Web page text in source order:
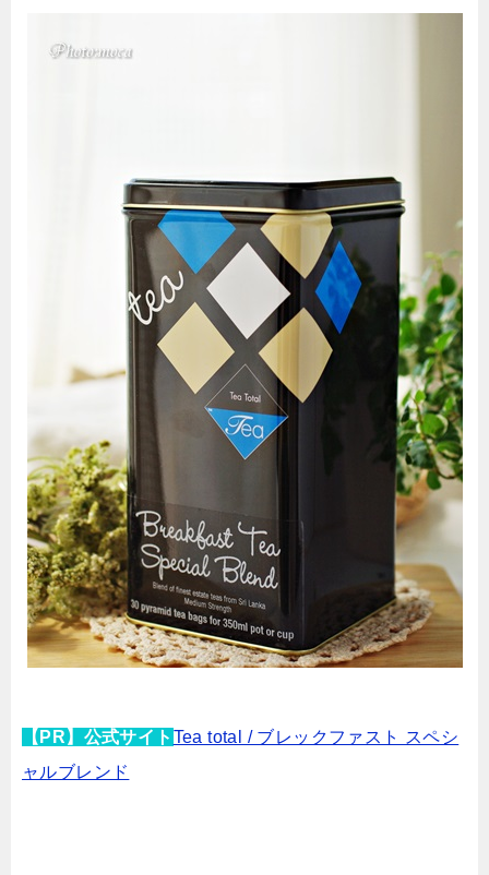
【PR】公式サイト Tea total / ブレックファスト スペシ
ャルブレンド